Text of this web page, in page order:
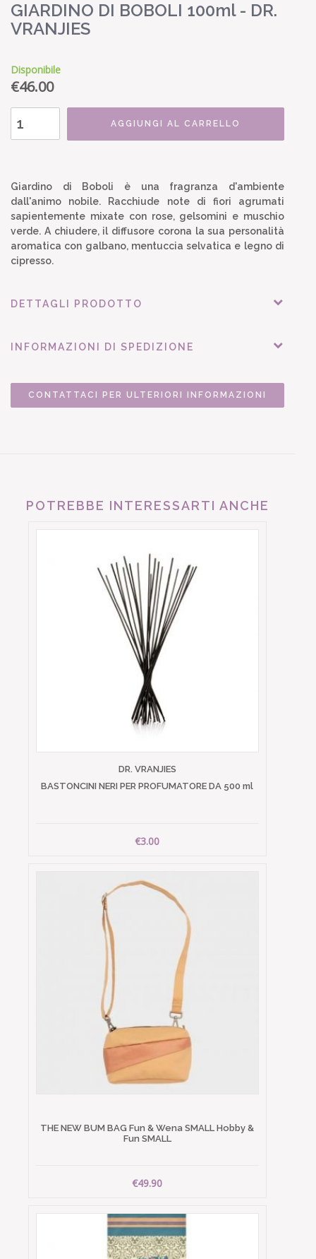
GIARDINO DI BOBOLI 100ml - DR.
VRANJIES
Disponibile
€46.00
AGGIUNGI AL CARRELLO
Giardino di Boboli è una fragranza d'ambiente
dall'animo nobile. Racchiude note di fiori agrumati
sapientemente mixate con rose, gelsomini e muschio
verde. A chiudere, il diffusore corona la sua personalità
aromatica con galbano, mentuccia selvatica e legno di
cipresso.
DETTAGLI PRODOTTO
INFORMAZIONI DI SPEDIZIONE
CONTATTACI PER ULTERIORI INFORMAZIONI
POTREBBE INTERESSARTI ANCHE
DR. VRANJIES
BASTONCINI NERI PER PROFUMATORE DA 500 ml
€3.00
THE NEW BUM BAG Fun & Wena SMALL Hobby &
Fun SMALL
€49.90